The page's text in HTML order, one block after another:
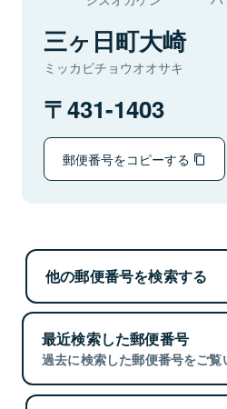
三ヶ日町大崎
ミッカビチョウオオサキ
431-1403
郵便番号をコピーする
他の郵便番号を検索する
最近検索した郵便番号
過去に検索した郵便番号をご覧